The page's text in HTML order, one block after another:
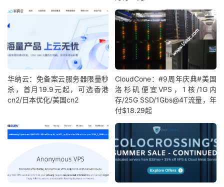
华纳云：免备案云服务器限量秒
杀，首月19.9元起，可选香港
cn2/日本优化/美国cn2
CloudCone：#9周年庆典#美国
洛杉矶便宜VPS，1核/1G内
存/25G SSD/1Gbs@4T流量，年
付$18.29起